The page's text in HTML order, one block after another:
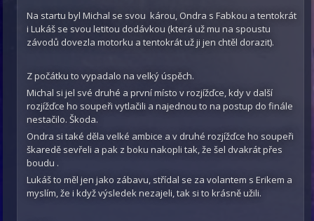
Na startu byl Michal se svou károu, Ondra s Fabkou a tentokrát
i Lukáš se svou letitou dodávkou (která už mu na spoustu
závodů dovezla motorku a tentokrát už ji jen chtěl dorazit).
Z počátku to vypadalo na velký úspěch.
Michal si jel své druhé a první místo v rozjížďce, kdy v další
rozjížďce ho soupeři vytlačili a najednou to na postup do finále
nestačilo. Škoda.
Ondra si také děla velké ambice a v druhé rozjížďce ho soupeři
škaredě sevřeli a pak z boku nakopli tak, že šel dvakrát přes
boudu .
Lukáš to měl jen jako zábavu, střídal se za volantem s Erikem a
myslím, že i když výsledek nezajeli, tak si to krásně užili.